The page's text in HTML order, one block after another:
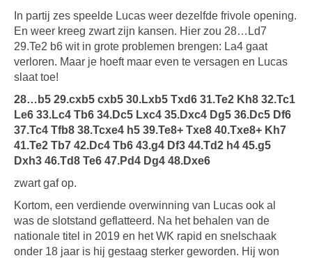
In partij zes speelde Lucas weer dezelfde frivole opening.
En weer kreeg zwart zijn kansen. Hier zou 28…Ld7
29.Te2 b6 wit in grote problemen brengen: La4 gaat
verloren. Maar je hoeft maar even te versagen en Lucas
slaat toe!
28…b5 29.cxb5 cxb5 30.Lxb5 Txd6 31.Te2 Kh8 32.Tc1
Le6 33.Lc4 Tb6 34.Dc5 Lxc4 35.Dxc4 Dg5 36.Dc5 Df6
37.Tc4 Tfb8 38.Tcxe4 h5 39.Te8+ Txe8 40.Txe8+ Kh7
41.Te2 Tb7 42.Dc4 Tb6 43.g4 Df3 44.Td2 h4 45.g5
Dxh3 46.Td8 Te6 47.Pd4 Dg4 48.Dxe6
zwart gaf op.
Kortom, een verdiende overwinning van Lucas ook al
was de slotstand geflatteerd. Na het behalen van de
nationale titel in 2019 en het WK rapid en snelschaak
onder 18 jaar is hij gestaag sterker geworden. Hij won